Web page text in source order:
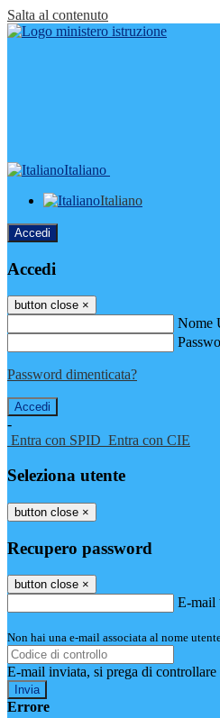
Salta al contenuto
Italiano
Italiano
Accedi
Accedi
button close ×
Nome
Password dimenticata?
-
Entra con SPID Entra con CIE
Seleziona utente
button close ×
Recupero password
button close ×
E-mail
Non hai una e-mail associata al nome
E-mail inviata, si prega di controllare
Errore